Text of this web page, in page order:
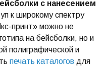
с нанесением
к широкому спектру
принт» можно не
на бейсболки, но и
полиграфической и
печать каталогов для